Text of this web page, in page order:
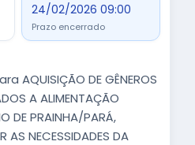
24/02/2026 09:00
Prazo encerrado
AQUISIÇÃO DE GÊNEROS
A ALIMENTAÇÃO
DE PRAINHA/PARÁ,
AS NECESSIDADES DA